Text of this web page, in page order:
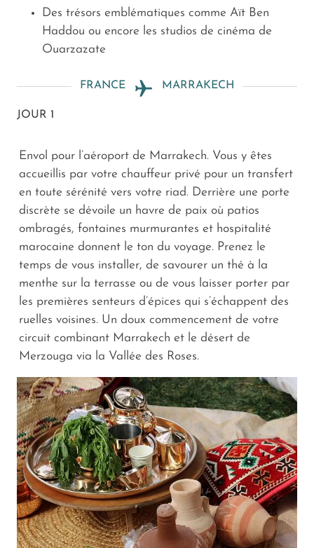
Des trésors emblématiques comme Aït Ben
Haddou ou encore les studios de cinéma de
Ouarzazate
FRANCE MARRAKECH
JOUR 1
Envol pour l’aéroport de Marrakech. Vous y êtes
accueillis par votre chauffeur privé pour un transfert
en toute sérénité vers votre riad. Derrière une porte
discrète se dévoile un havre de paix où patios
ombragés, fontaines murmurantes et hospitalité
marocaine donnent le ton du voyage. Prenez le
temps de vous installer, de savourer un thé à la
menthe sur la terrasse ou de vous laisser porter par
les premières senteurs d’épices qui s’échappent des
ruelles voisines. Un doux commencement de votre
circuit combinant Marrakech et le désert de
Merzouga via la Vallée des Roses.